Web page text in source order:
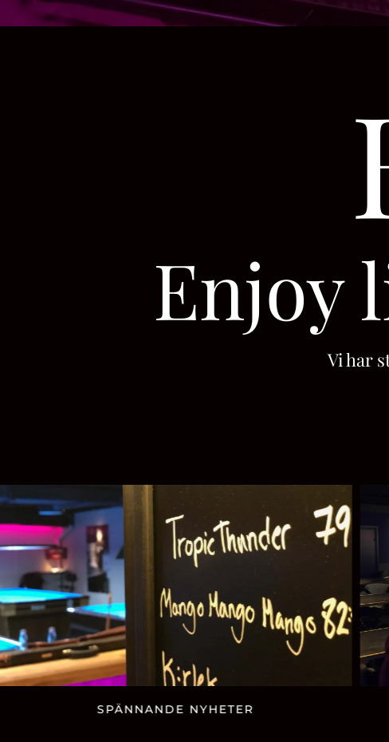
Enjoy
Vi har
SPÄNNANDE NYHETER